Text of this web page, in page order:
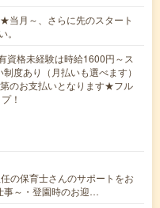
月～、さらに先のスタート
格未経験は時給1600円～ス
度あり（月払いも選べます）
のお支払いとなります★フル
！
の保育士さんのサポートをお
事～・登園時のお迎…